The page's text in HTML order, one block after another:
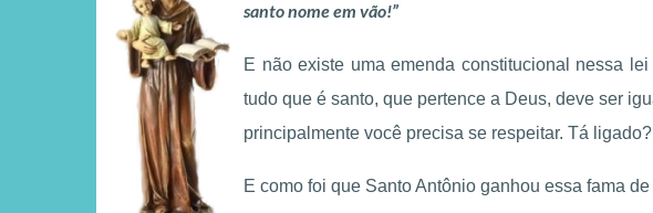
santo nome em vão!”
E não existe uma emenda constitucional nessa
tudo que é santo, que pertence a Deus, deve ser
principalmente você precisa se respeitar. Tá
E como foi que Santo Antônio ganhou essa fama